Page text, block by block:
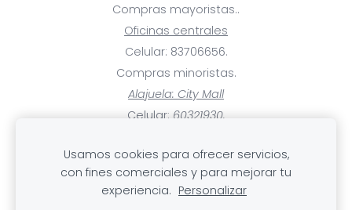
Compras mayoristas..
Oficinas centrales
Celular: 83706656.
Compras minoristas.
Alajuela: City Mall
Celular: 60321930.
Pagos y facturas.
Mis compras.
Cambios, devoluciones y rembolsos
Usamos cookies para ofrecer servicios,
con fines comerciales y para mejorar tu
experiencia. Personalizar